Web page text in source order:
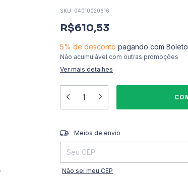
SKU: 04010020616
R$610,53
5% de desconto pagando com Boleto
Não acumulável com outras promoções
Ver mais detalhes
Entregas para o CEP:
Meios de envio
Não sei meu CEP